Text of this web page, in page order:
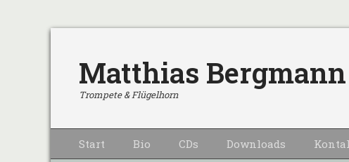
Matthias Bergmann
Trompete & Flügelhorn
Primärmenu
zum
Start Bio CDs Downloads